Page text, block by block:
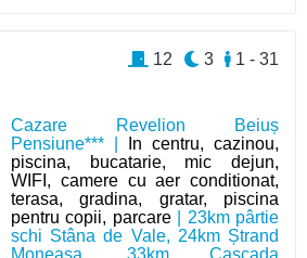
Cazare Revelion Beiuș
Pensiune*** |
In centru, cazinou,
piscina, bucatarie, mic dejun,
WIFI, camere cu aer conditionat,
terasa, gradina, gratar, piscina
pentru copii, parcare| 23km pârtie
schi Stâna de Vale, 24km Ștrand
Moneasa, 33km Cascada
1 - 31
3
12